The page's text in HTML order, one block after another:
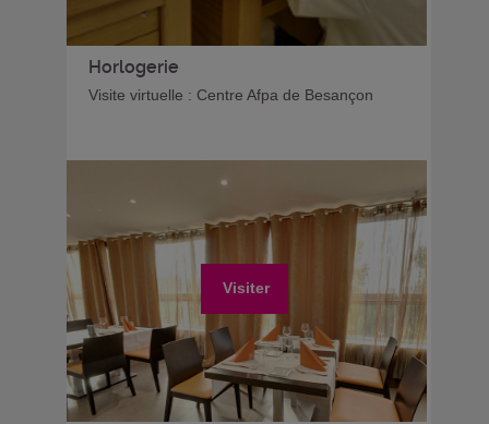
Horlogerie
Visite virtuelle : Centre Afpa de Besançon
Visiter